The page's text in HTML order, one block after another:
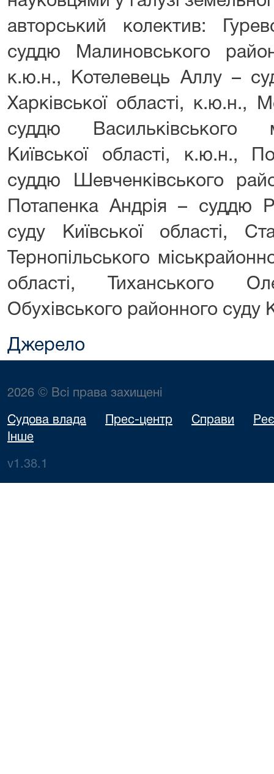
авторський колектив:
суддю Малиновського
к.ю.н.,
Котелевець Аллу–
Харківської області, к.ю.н.,
суддю Васильківського
Київської області, к.ю.н.,
суддю Шевченківського
Потапенка Андрія – суддю
суду Київської області,
Тернопільського
області,
Тиханського
Обухівського районного суду
Джерело
2026 © Всі права захищені
Судова влада Прес-центр Справи
Інше
v1.38.1